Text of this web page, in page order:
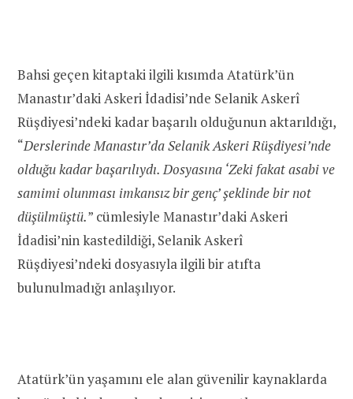
Bahsi geçen kitaptaki ilgili kısımda Atatürk’ün
Manastır’daki Askeri İdadisi’nde Selanik Askerî
Rüşdiyesi’ndeki kadar başarılı olduğunun aktarıldığı,
“Derslerinde Manastır’da Selanik Askeri Rüşdiyesi’nde
olduğu kadar başarılıydı. Dosyasına ‘Zeki fakat asabi ve
samimi olunması imkansız bir genç’ şeklinde bir not
düşülmüştü.” cümlesiyle Manastır’daki Askeri
İdadisi’nin kastedildiği, Selanik Askerî
Rüşdiyesi’ndeki dosyasıyla ilgili bir atıfta
bulunulmadığı anlaşılıyor.
Atatürk’ün yaşamını ele alan güvenilir kaynaklarda